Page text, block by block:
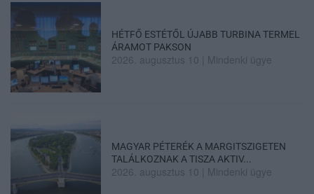
HÉTFŐ ESTÉTŐL ÚJABB TURBINA TERMEL
ÁRAMOT PAKSON
2026. augusztus 10 Mindenki ügye
MAGYAR PÉTERÉK A MARGITSZIGETEN
TALÁLKOZNAK A TISZA AKTIV...
2026. augusztus 10 Mindenki ügye